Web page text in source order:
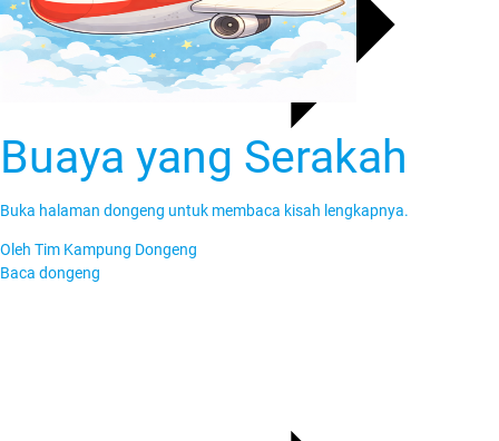
Buaya yang Serakah
Buka halaman dongeng untuk membaca kisah lengkapnya.
Oleh Tim Kampung Dongeng
Baca dongeng